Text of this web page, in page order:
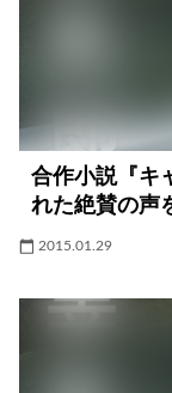
合作小説『キ
れた絶賛の声
2015.01.29